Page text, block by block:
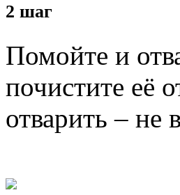
2 шаг
Помойте и
почистите её
отварить – не